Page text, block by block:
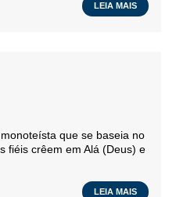
LEIA MAIS
que se baseia no
fiéis crêem em Alá (Deus) e
LEIA MAIS